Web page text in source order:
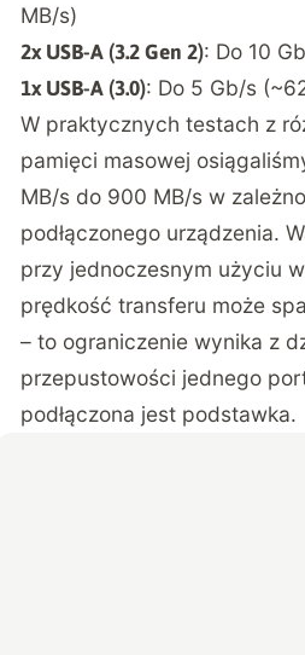
MB/s)
2x USB-A (3.2 Gen 2): Do 10
1x USB-A (3.0): Do 5 Gb/s
W praktycznych testach z
pamięci masowej
MB/s do 900 MB/s w
podłączonego urządzenia.
przy jednoczesnym użyciu
prędkość transferu może
– to ograniczenie wynika z
przepustowości jednego
podłączona jest podstawka.